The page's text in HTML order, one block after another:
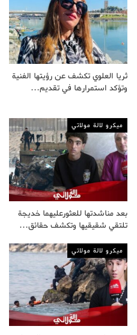
ثريا العلوي تكشف عن رؤيتها الفنية
وتؤكد استمرارها في تقديم…
ميكرو لالة مولاتي
بعد مناشدتها للعثورعليهما خديجة
تلتقي شقيقيها وتكشف حقائق…
ميكرو لالة مولاتي